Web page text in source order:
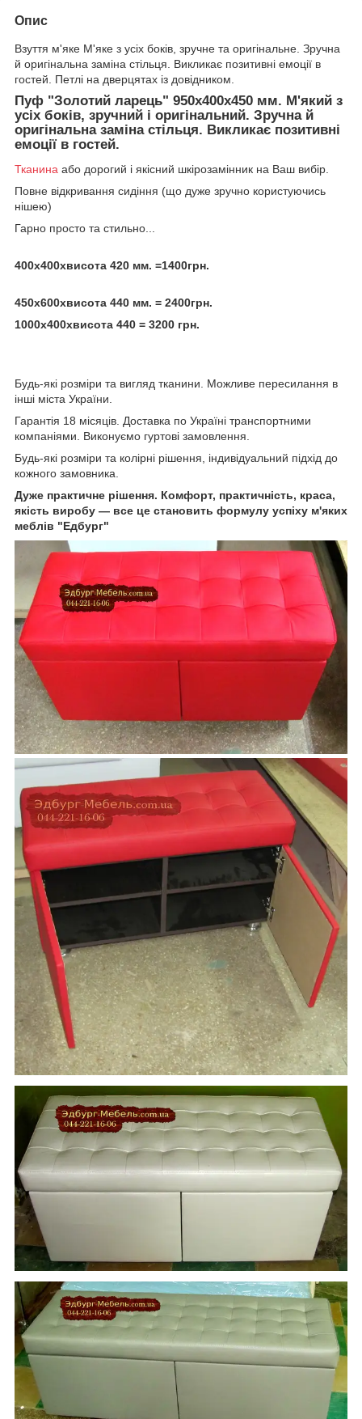
Опис
Взуття м'яке М'яке з усіх боків, зручне та оригінальне. Зручна
й оригінальна заміна стільця. Викликає позитивні емоції в
гостей. Петлі на дверцятах із довідником.
Пуф "Золотий ларець" 950х400х450 мм. М'який з
усіх боків, зручний і оригінальний. Зручна й
оригінальна заміна стільця. Викликає позитивні
емоції в гостей.
Тканина або дорогий і якісний шкірозамінник на Ваш вибір.
Повне відкривання сидіння (що дуже зручно користуючись
нішею)
Гарно просто та стильно...
400х400хвисота 420 мм. =1400грн.
450х600хвисота 440 мм. = 2400грн.
1000х400хвисота 440 = 3200 грн.
Будь-які розміри та вигляд тканини. Можливе пересилання в
інші міста України.
Гарантія 18 місяців. Доставка по Україні транспортними
компаніями. Виконуємо гуртові замовлення.
Будь-які розміри та колірні рішення, індивідуальний підхід до
кожного замовника.
Дуже практичне рішення. Комфорт, практичність, краса,
якість виробу — все це становить формулу успіху м'яких
меблів "Едбург"